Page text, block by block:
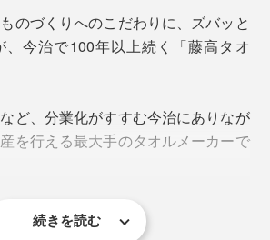
センター イソ吉草酸はGC法、酢酸は検知管法に
菌の増減比較
フェイスタオル。しっかり地厚で、
％のものより、乾きやすい特性も。
いいままです。
イトの「SHIOMUSUBI」と、ブラ
グセンスも抜群。生活感が出てしま
モダン空間に生まれ変わります。
のづくりへのこだわりに、ズバッと
、今治で100年以上続く「藤高タオ
ど、分業化がすすむ今治にありなが
を行える最大手のタオルメーカーで
続きを読む